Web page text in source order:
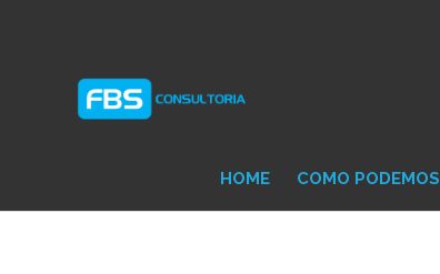
Protheus
TOTVS
HOME COMO